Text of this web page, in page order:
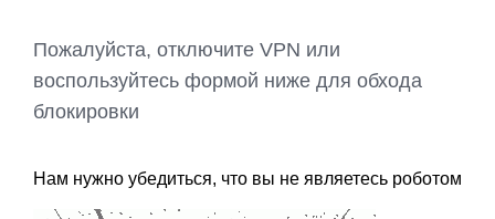
Пожалуйста, отключите VPN или
воспользуйтесь формой ниже для обхода
блокировки
Нам нужно убедиться, что вы не являетесь роботом